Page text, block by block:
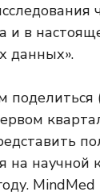
и в
данных».
поделиться
на научной